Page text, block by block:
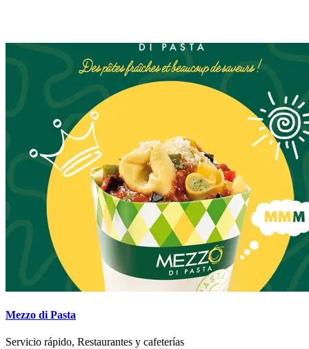
Mezzo di Pasta
Servicio rápido, Restaurantes y cafeterías